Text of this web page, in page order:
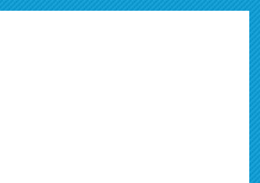
BUS PER HELLAS VERONA,